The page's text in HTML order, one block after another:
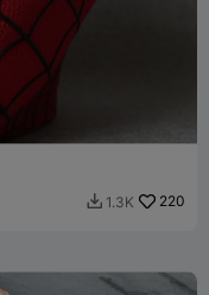
 1.3K 220